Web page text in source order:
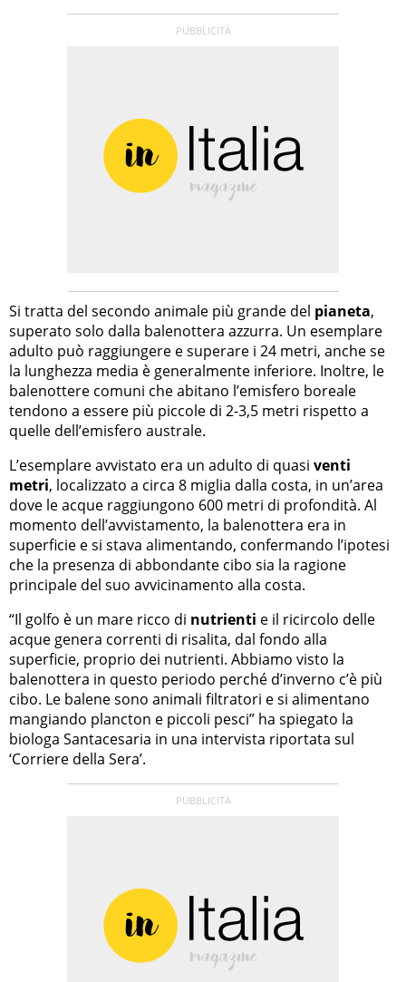
Si tratta del secondo animale più grande del pianeta,
superato solo dalla balenottera azzurra. Un esemplare
adulto può raggiungere e superare i 24 metri, anche se
la lunghezza media è generalmente inferiore. Inoltre, le
balenottere comuni che abitano l’emisfero boreale
tendono a essere più piccole di 2-3,5 metri rispetto a
quelle dell’emisfero australe.
L’esemplare avvistato era un adulto di quasi venti
metri, localizzato a circa 8 miglia dalla costa, in un’area
dove le acque raggiungono 600 metri di profondità. Al
momento dell’avvistamento, la balenottera era in
superficie e si stava alimentando, confermando l’ipotesi
che la presenza di abbondante cibo sia la ragione
principale del suo avvicinamento alla costa.
“Il golfo è un mare ricco di nutrienti e il ricircolo delle
acque genera correnti di risalita, dal fondo alla
superficie, proprio dei nutrienti. Abbiamo visto la
balenottera in questo periodo perché d’inverno c’è più
cibo. Le balene sono animali filtratori e si alimentano
mangiando plancton e piccoli pesci” ha spiegato la
biologa Santacesaria in una intervista riportata sul
‘Corriere della Sera’.